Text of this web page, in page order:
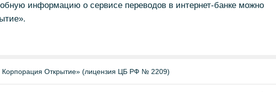
информацию о сервисе переводов в интернет-банке можно
Открытие» (лицензия ЦБ РФ № 2209)